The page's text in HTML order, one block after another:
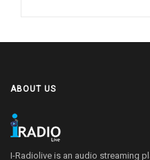
ABOUT US
I-Radiolive is an audio streaming